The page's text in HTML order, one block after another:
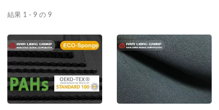
結果 1 - 9 の 9